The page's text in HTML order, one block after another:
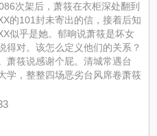
次架后，萧筱在衣柜深处翻到
的101封未寄出的信，接着后知
似乎是她。郁晌说萧筱是坏女
得对。该怎么定义他们的关系？
萧筱说感谢个屁。清城常遇台
学，整整四场恶劣台风席卷萧筱
起。在台风天做爱，在台风天
的自己，要她记住自己的尺寸
心创作的高辣小说， 耽美小说